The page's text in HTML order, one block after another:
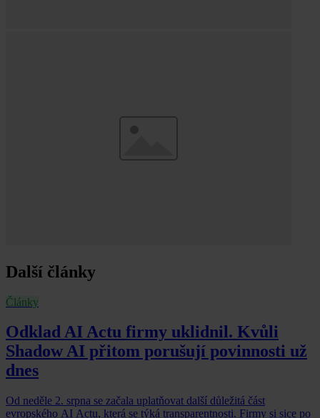
Další články
Články
Odklad AI Actu firmy uklidnil. Kvůli
Shadow AI přitom porušují povinnosti už
dnes
Od neděle 2. srpna se začala uplatňovat další důležitá část
evropského AI Actu, která se týká transparentnosti. Firmy si sice po